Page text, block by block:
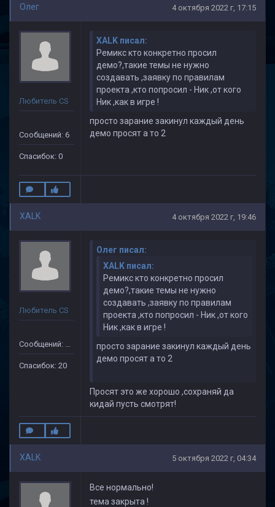
Олег 4 октября 2022 г, 17:15
Любитель CS
Сообщений: 6
Спасибок: 0
XALK писал:
Ремикс кто конкретно просил
демо?,такие темы не нужно
создавать ,заявку по правилам
проекта ,кто попросил - Ник ,от кого
Ник ,как в игре !
просто зарание закинул каждый день
демо просят а то 2
XALK 4 октября 2022 г, 19:46
Любитель CS
Сообщений: 149
Спасибок: 20
Олег писал:
XALK писал:
Ремикс кто конкретно просил
демо?,такие темы не нужно
создавать ,заявку по правилам
проекта ,кто попросил - Ник ,от кого
Ник ,как в игре !
просто зарание закинул каждый день
демо просят а то 2
Просят это же хорошо ,сохраняй да
кидай пусть смотрят!
XALK 5 октября 2022 г, 04:34
Все нормально!
тема закрыта !